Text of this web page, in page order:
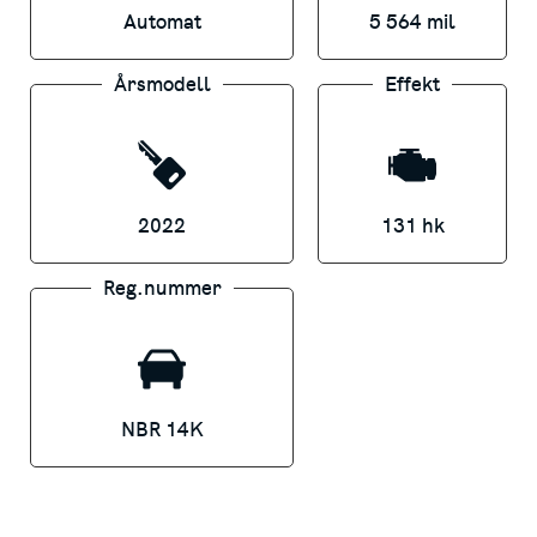
Saknar bilen dragkrok, motorvärmare eller
någon annan extrautrustning du behöver?
FINANSIERING
företag och privatpersoner via Santander
Kontakta våra säljare redan idag för en
komplett offert på
lead.lidkoping@svenskamotor.se
Automat 5 564 mil
Årsmodell
2022
Effekt
131 hk
Reg.nummer
NBR 14K